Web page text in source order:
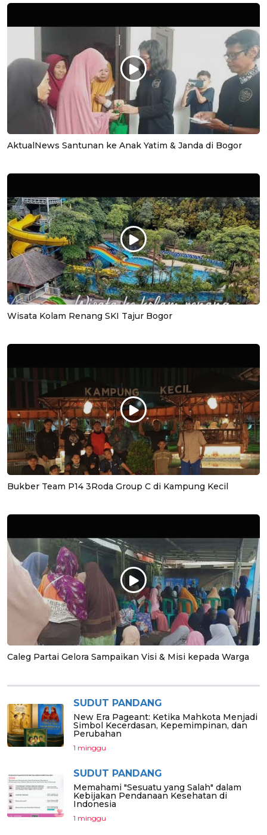
AktualNews Santunan ke Anak Yatim & Janda di Bogor
Wisata Kolam Renang SKI Tajur Bogor
Bukber Team P14 3Roda Group C di Kampung Kecil
Caleg Partai Gelora Sampaikan Visi & Misi kepada Warga
SUDUT PANDANG
New Era Pageant: Ketika Mahkota Menjadi
Simbol Kecerdasan, Kepemimpinan, dan
Perubahan
1 minggu
SUDUT PANDANG
Memahami "Sesuatu yang Salah" dalam
Kebijakan Pendanaan Kesehatan di
Indonesia
1 minggu